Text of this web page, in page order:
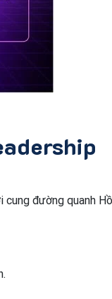
cung đường quanh Hồ